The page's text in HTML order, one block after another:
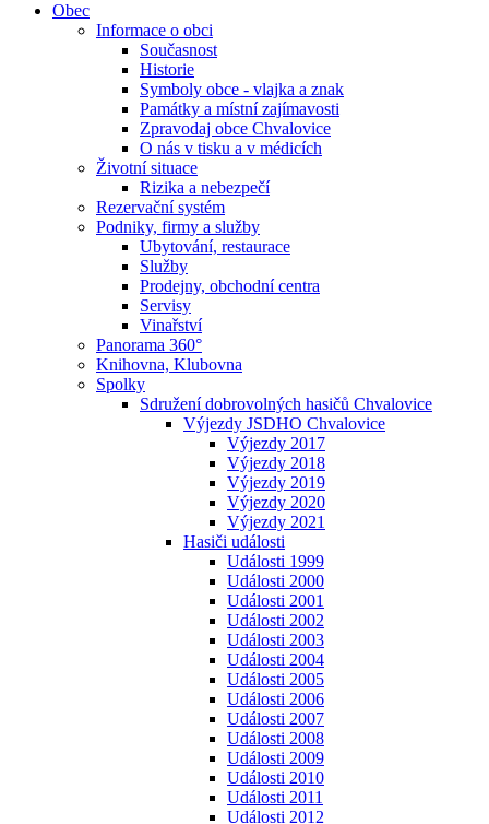
Obec
Informace o obci
Současnost
Historie
Symboly obce - vlajka a znak
Památky a místní zajímavosti
Zpravodaj obce Chvalovice
O nás v tisku a v médicích
Životní situace
Rizika a nebezpečí
Rezervační systém
Podniky, firmy a služby
Ubytování, restaurace
Služby
Prodejny, obchodní centra
Servisy
Vinařství
Panorama 360°
Knihovna, Klubovna
Spolky
Sdružení dobrovolných hasičů Chvalovice
Výjezdy JSDHO Chvalovice
Výjezdy 2017
Výjezdy 2018
Výjezdy 2019
Výjezdy 2020
Výjezdy 2021
Hasiči události
Události 1999
Události 2000
Události 2001
Události 2002
Události 2003
Události 2004
Události 2005
Události 2006
Události 2007
Události 2008
Události 2009
Události 2010
Události 2011
Události 2012